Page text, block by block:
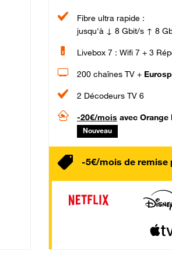
Fibre ultra rapide :
jusqu'à ↓ 8 Gbit/s ↑ 8
Livebox 7 : Wifi 7 + 3
200 chaînes TV +
2 Décodeurs TV 6
-20€/mois avec
Nouveau
-5€/mois de remise